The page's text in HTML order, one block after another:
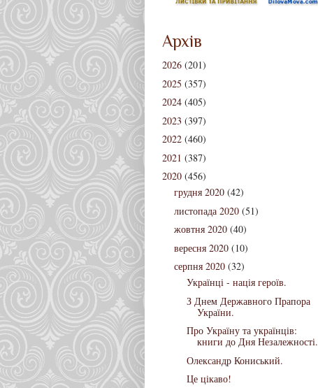
Архів
2026 (201)
2025 (357)
2024 (405)
2023 (397)
2022 (460)
2021 (387)
2020 (456)
грудня 2020 (42)
листопада 2020 (51)
жовтня 2020 (40)
вересня 2020 (10)
серпня 2020 (32)
Українці - нація героїв.
З Днем Державного Прапора
України.
Про Україну та українців:
книги до Дня Незалежності.
Олександр Кониський.
Це цікаво!